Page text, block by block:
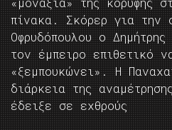
πίνακα. Σκόρερ για την
Οφρυδόπουλου ο
τον έμπειρο επιθετικό
«ξεμπουκώνει». Η
διάρκεια της
έδειξε σε εχθρούς